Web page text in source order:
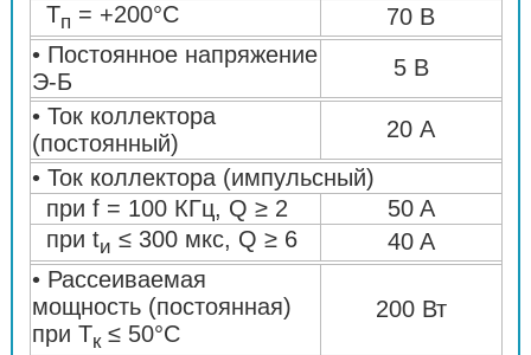
Тп = +200°C
70 В
• Постоянное напряжение
Э-Б
5 В
• Ток коллектора
(постоянный)
20 А
• Ток коллектора (импульсный)
при f = 100 КГц, Q ≥ 2
50 A
при tи ≤ 300 мкс, Q ≥ 6
40 A
• Рассеиваемая
мощность (постоянная)
при Тк≤ 50°C
200 Вт